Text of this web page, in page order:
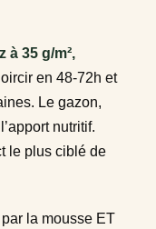
à 35 g/m²,
en 48-72h et
Le gazon,
nutritif.
le plus ciblé de
la mousse ET